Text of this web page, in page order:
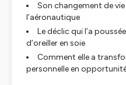
Son changement de
l’aéronautique
Le déclic qui l’a
d’oreiller en soie
Comment elle a
personnelle en